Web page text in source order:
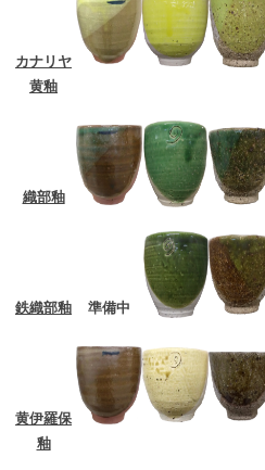
カナリヤ
黄釉
織部釉
鉄織部釉 準備中
黄伊羅保
釉